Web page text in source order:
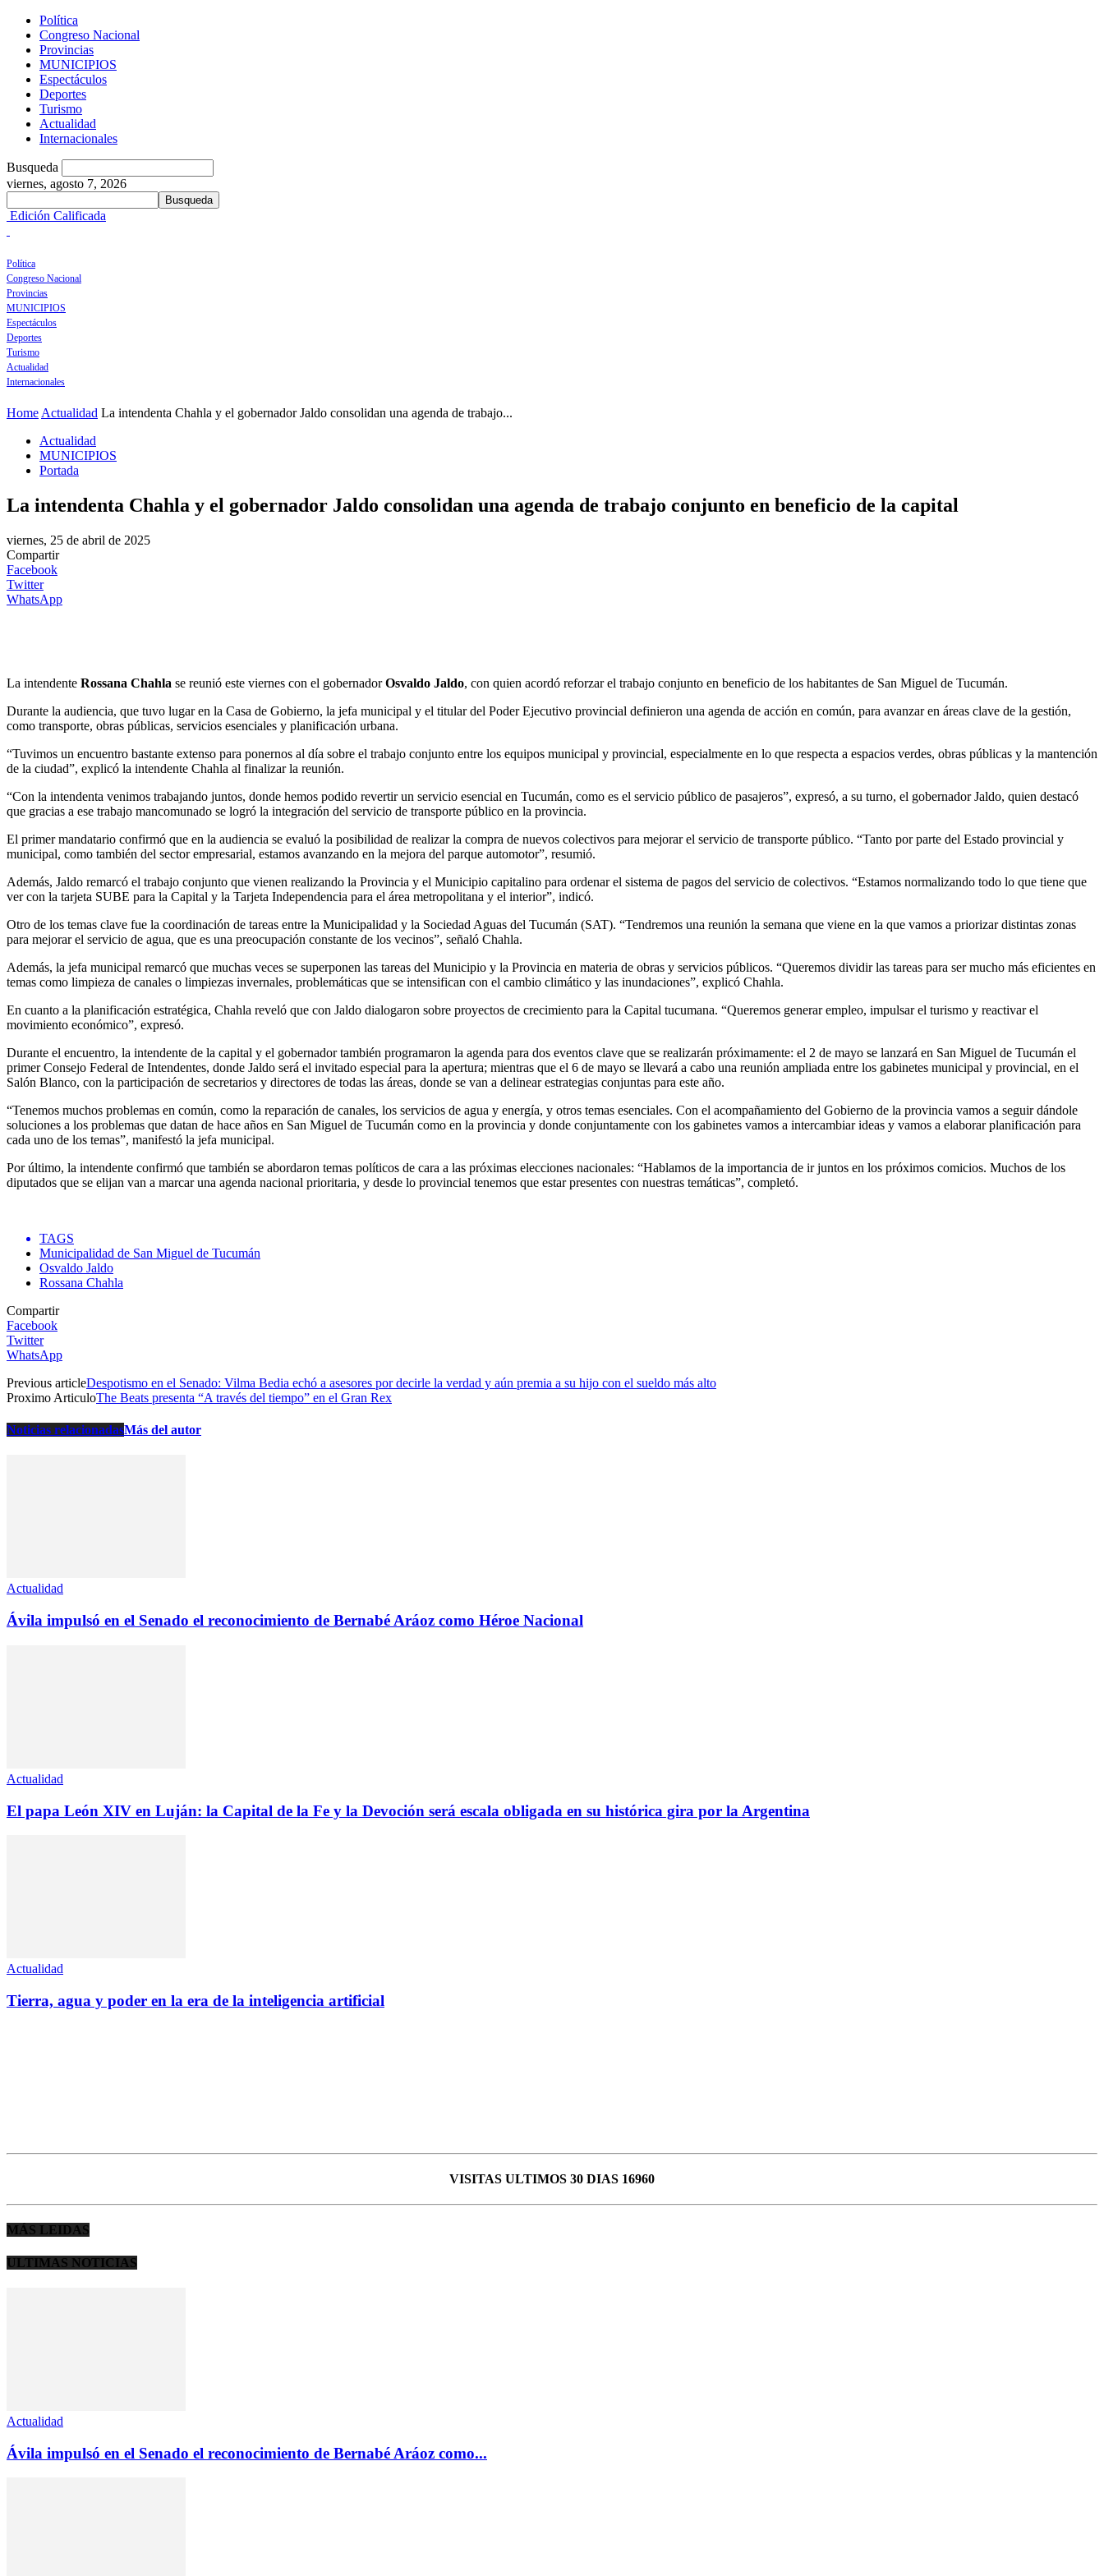
Política
Congreso Nacional
Provincias
MUNICIPIOS
Espectáculos
Deportes
Turismo
Actualidad
Internacionales
Busqueda
viernes, agosto 7, 2026
Edición Calificada
Política
Congreso Nacional
Provincias
MUNICIPIOS
Espectáculos
Deportes
Turismo
Actualidad
Internacionales
Home Actualidad La intendenta Chahla y el gobernador Jaldo consolidan una agenda de trabajo...
Actualidad
MUNICIPIOS
Portada
La intendenta Chahla y el gobernador Jaldo consolidan una agenda de trabajo conjunto en beneficio de la capital
viernes, 25 de abril de 2025
Compartir
Facebook
Twitter
WhatsApp
La intendente Rossana Chahla se reunió este viernes con el gobernadorOsvaldo Jaldo, con quien acordó reforzar el trabajo conjunto en beneficio de los habitantes de San Miguel de Tucumán.
Durante la audiencia, que tuvo lugar en la Casa de Gobierno, la jefa municipal y el titular del Poder Ejecutivo provincial definieron una agenda de acción en común, para avanzar en áreas clave de la gestión,
como transporte, obras públicas, servicios esenciales y planificación urbana.
“Tuvimos un encuentro bastante extenso para ponernos al día sobre el trabajo conjunto entre los equipos municipal y provincial, especialmente en lo que respecta a espacios verdes, obras públicas y la mantención
de la ciudad”, explicó la intendente Chahla al finalizar la reunión.
“Con la intendenta venimos trabajando juntos, donde hemos podido revertir un servicio esencial en Tucumán, como es el servicio público de pasajeros”, expresó, a su turno, el gobernador Jaldo, quien destacó
que gracias a ese trabajo mancomunado se logró la integración del servicio de transporte público en la provincia.
El primer mandatario confirmó que en la audiencia se evaluó la posibilidad de realizar la compra de nuevos colectivos para mejorar el servicio de transporte público. “Tanto por parte del Estado provincial y
municipal, como también del sector empresarial, estamos avanzando en la mejora del parque automotor”, resumió.
Además, Jaldo remarcó el trabajo conjunto que vienen realizando la Provincia y el Municipio capitalino para ordenar el sistema de pagos del servicio de colectivos. “Estamos normalizando todo lo que tiene que
ver con la tarjeta SUBE para la Capital y la Tarjeta Independencia para el área metropolitana y el interior”, indicó.
Otro de los temas clave fue la coordinación de tareas entre la Municipalidad y la Sociedad Aguas del Tucumán (SAT). “Tendremos una reunión la semana que viene en la que vamos a priorizar distintas zonas
para mejorar el servicio de agua, que es una preocupación constante de los vecinos”, señaló Chahla.
Además, la jefa municipal remarcó que muchas veces se superponen las tareas del Municipio y la Provincia en materia de obras y servicios públicos. “Queremos dividir las tareas para ser mucho más eficientes en
temas como limpieza de canales o limpiezas invernales, problemáticas que se intensifican con el cambio climático y las inundaciones”, explicó Chahla.
En cuanto a la planificación estratégica, Chahla reveló que con Jaldo dialogaron sobre proyectos de crecimiento para la Capital tucumana. “Queremos generar empleo, impulsar el turismo y reactivar el
movimiento económico”, expresó.
Durante el encuentro, la intendente de la capital y el gobernador también programaron la agenda para dos eventos clave que se realizarán próximamente: el 2 de mayo se lanzará en San Miguel de Tucumán el
primer Consejo Federal de Intendentes, donde Jaldo será el invitado especial para la apertura; mientras que el 6 de mayo se llevará a cabo una reunión ampliada entre los gabinetes municipal y provincial, en el
Salón Blanco, con la participación de secretarios y directores de todas las áreas, donde se van a delinear estrategias conjuntas para este año.
“Tenemos muchos problemas en común, como la reparación de canales, los servicios de agua y energía, y otros temas esenciales. Con el acompañamiento del Gobierno de la provincia vamos a seguir dándole
soluciones a los problemas que datan de hace años en San Miguel de Tucumán como en la provincia y donde conjuntamente con los gabinetes vamos a intercambiar ideas y vamos a elaborar planificación para
cada uno de los temas”, manifestó la jefa municipal.
Por último, la intendente confirmó que también se abordaron temas políticos de cara a las próximas elecciones nacionales: “Hablamos de la importancia de ir juntos en los próximos comicios. Muchos de los
diputados que se elijan van a marcar una agenda nacional prioritaria, y desde lo provincial tenemos que estar presentes con nuestras temáticas”, completó.
TAGS
Municipalidad de San Miguel de Tucumán
Osvaldo Jaldo
Rossana Chahla
Compartir
Facebook
Twitter
WhatsApp
Previous articleDespotismo en el Senado: Vilma Bedia echó a asesores por decirle la verdad y aún premia a su hijo con el sueldo más alto
Proximo ArticuloThe Beats presenta “A través del tiempo” en el Gran Rex
Noticias relacionadasMás del autor
Actualidad
Ávila impulsó en el Senado el reconocimiento de Bernabé Aráoz como Héroe Nacional
Actualidad
El papa León XIV en Luján: la Capital de la Fe y la Devoción será escala obligada en su histórica gira por la Argentina
Actualidad
Tierra, agua y poder en la era de la inteligencia artificial
VISITAS ULTIMOS 30 DIAS 16960
MÁS LEIDAS
ULTIMAS NOTICIAS
Actualidad
Ávila impulsó en el Senado el reconocimiento de Bernabé Aráoz como...